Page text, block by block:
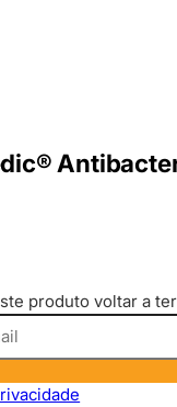
produto voltar a